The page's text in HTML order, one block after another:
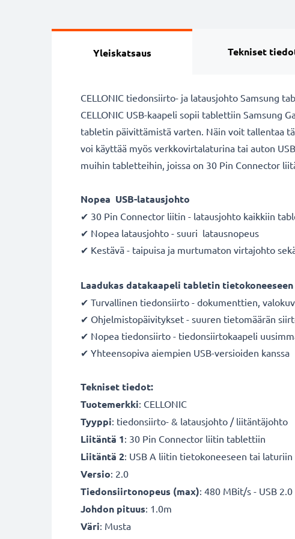
Yleiskatsaus Tekniset
CELLONIC tiedonsiirto- ja latausjohto Samsung
CELLONIC USB-kaapeli sopii tablettiin Samsung
tabletin päivittämistä varten. Näin voit tallentaa
voi käyttää myös verkkovirtalaturina tai auton
muihin tabletteihin, joissa on 30 Pin Connector
Nopea USB-latausjohto
✔ 30 Pin Connector liitin - latausjohto kaikkiin
✔ Nopea latausjohto - suuri latausnopeus
✔ Kestävä - taipuisa ja murtumaton virtajohto
Laadukas datakaapeli tabletin
✔ Turvallinen tiedonsiirto - dokumenttien,
✔ Ohjelmistopäivitykset - suuren tietomäärän
✔ Nopea tiedonsiirto - tiedonsiirtokaapeli
✔ Yhteensopiva aiempien USB-versioiden kanssa
Tekniset tiedot:
Tuotemerkki: CELLONIC
Tyyppi: tiedonsiirto- & latausjohto / liitäntäjohto
Liitäntä 1: 30 Pin Connector liitin tablettiin
Liitäntä 2: USB A liitin tietokoneeseen tai laturiin
Versio: 2.0
Tiedonsiirtonopeus (max): 480 MBit/s - USB 2.0
Johdon pituus: 1.0m
Väri: Musta